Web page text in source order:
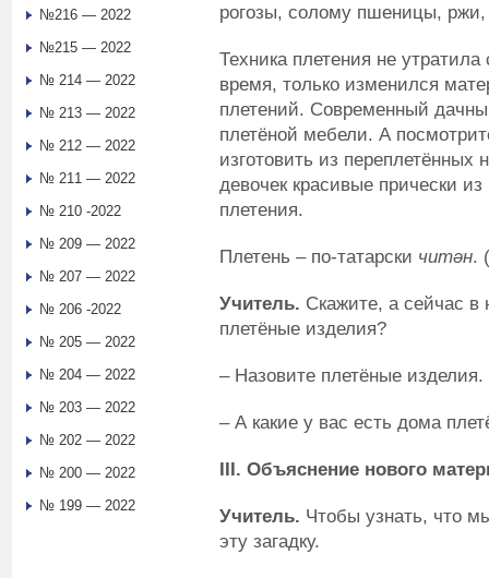
рогозы, солому пшеницы, ржи,
Техника плетения не
время, только изменился
плетений. Современный
плетёной мебели. А
изготовить из
девочек красивые прически
плетения.
Плетень – по-татарски читән. (
Учитель. Скажите, а сейчас
плетёные изделия?
– Назовите плетёные изделия.
– А какие у вас есть дома
III. Объяснение нового
Учитель. Чтобы узнать, что
эту загадку.
№216 — 2022
№215 — 2022
№ 214 — 2022
№ 213 — 2022
№ 212 — 2022
№ 211 — 2022
№ 210 -2022
№ 209 — 2022
№ 207 — 2022
№ 206 -2022
№ 205 — 2022
№ 204 — 2022
№ 203 — 2022
№ 202 — 2022
№ 200 — 2022
№ 199 — 2022